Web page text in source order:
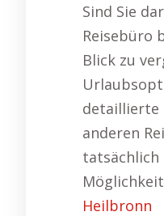
Sind Sie
Reisebüro
Blick zu
detaillierte
anderen
tatsächlich
Heilbronn